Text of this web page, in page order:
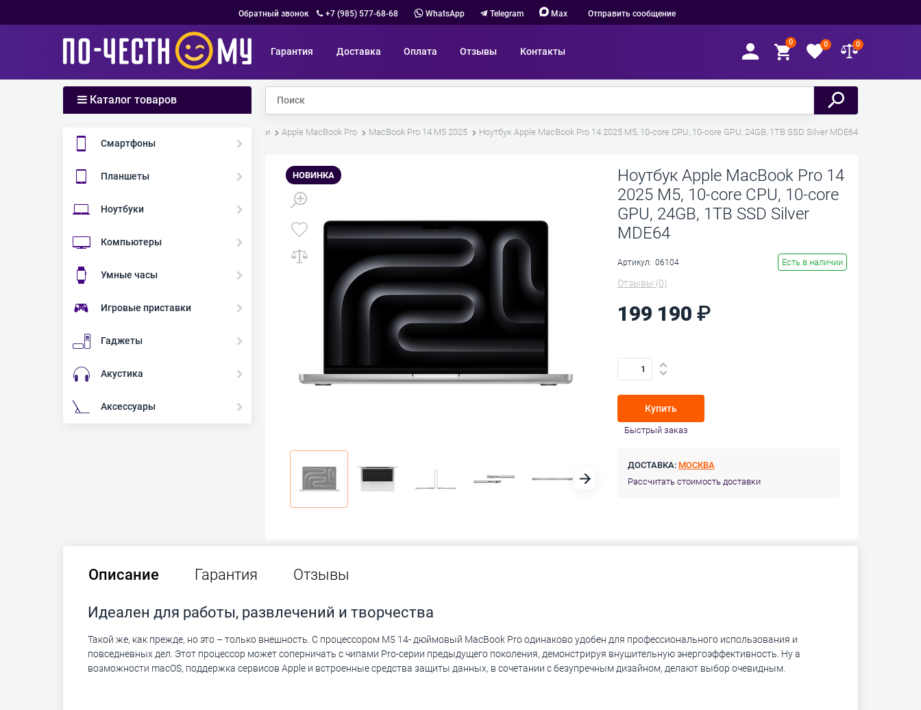
Обратный звонок +7 (985) 577-68-68 WhatsApp Telegram Max Отправить сообщение
Гарантия Доставка Оплата Отзывы Контакты
0 0 0
Каталог товаров
Смартфоны
Планшеты
Ноутбуки
Компьютеры
Умные часы
Игровые приставки
Гаджеты
Акустика
Аксессуары
Ноутбуки Apple MacBook Pro MacBook Pro 14 M5 2025 Ноутбук Apple MacBook Pro 14 2025 M5, 10-core CPU, 10-core GPU, 24GB, 1TB SSD Silver MDE64
НОВИНКА
Ноутбук Apple MacBook Pro 14
2025 M5, 10-core CPU, 10-core
GPU, 24GB, 1TB SSD Silver
MDE64
Артикул: 06104 Есть в наличии
Отзывы (0)
199 190
Купить
Быстрый заказ
ДОСТАВКА: МОСКВА
Рассчитать стоимость доставки
Описание Гарантия Отзывы
Идеален для работы, развлечений и творчества
Такой же, как прежде, но это – только внешность. С процессором M5 14- дюймовый MacBook Pro одинаково удобен для профессионального использования и
повседневных дел. Этот процессор может соперничать с чипами Pro-серии предыдущего поколения, демонстрируя внушительную энергоэффективность. Ну а
возможности macOS, поддержка сервисов Apple и встроенные средства защиты данных, в сочетании с безупречным дизайном, делают выбор очевидным.